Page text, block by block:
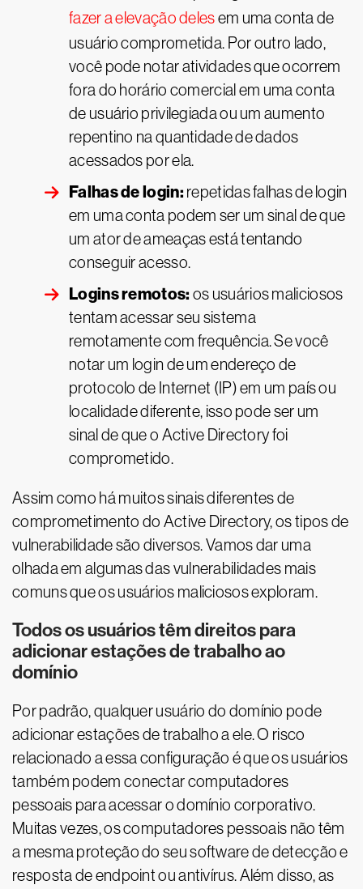
fazer a elevação delesem uma conta de
usuário comprometida. Por outro lado,
você pode notar atividades que ocorrem
fora do horário comercial em uma conta
de usuário privilegiada ou um aumento
repentino na quantidade de dados
acessados por ela.
Falhas de login:repetidas falhas de login
em uma conta podem ser um sinal de que
um ator de ameaças está tentando
conseguir acesso.
Logins remotos:os usuários maliciosos
tentam acessar seu sistema
remotamente com frequência. Se você
notar um login de um endereço de
protocolo de Internet (IP) em um país ou
localidade diferente, isso pode ser um
sinal de que o Active Directory foi
comprometido.
Assim como há muitos sinais diferentes de
comprometimento do Active Directory, os tipos de
vulnerabilidade são diversos. Vamos dar uma
olhada em algumas das vulnerabilidades mais
comuns que os usuários maliciosos exploram.
Todos os usuários têm direitos para
adicionar estações de trabalho ao
domínio
Por padrão, qualquer usuário do domínio pode
adicionar estações de trabalho a ele. O risco
relacionado a essa configuração é que os usuários
também podem conectar computadores
pessoais para acessar o domínio corporativo.
Muitas vezes, os computadores pessoais não têm
a mesma proteção do seu software de detecção e
resposta de endpoint ou antivírus. Além disso, as